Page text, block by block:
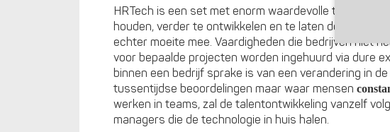
HRTech is een set met enorm waardevolle tools om
houden, verder te ontwikkelen en te laten
echter moeite mee. Vaardigheden die bedrijven niet
voor bepaalde projecten worden ingehuurd via dure
binnen een bedrijf sprake is van een verandering in
tussentijdse beoordelingen maar waar mensen
werken in teams, zal de talentontwikkeling vanzelf
managers die de technologie in huis halen.